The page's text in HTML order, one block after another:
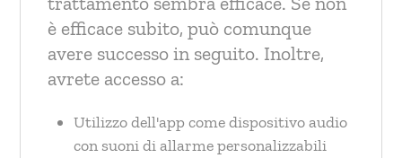
è efficace subito, può comunque
avere successo in seguito. Inoltre,
avrete accesso a:
Utilizzo dell'app come dispositivo audio
con suoni di allarme personalizzabili